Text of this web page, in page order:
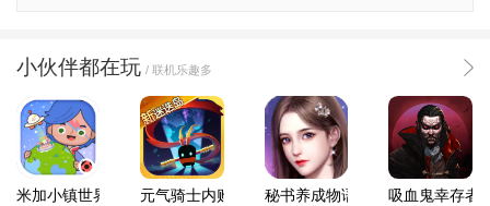
小伙伴都在玩 / 联机乐趣多
米加小镇世界2025官方版元气骑士内购破解版秘书养成物语 吸血鬼幸存者